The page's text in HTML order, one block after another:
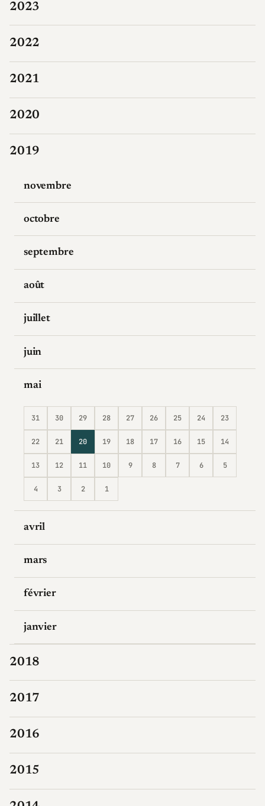
2023
2022
2021
2020
2019
novembre
octobre
septembre
août
juillet
juin
mai
31 30 29 28 27 26 25 24 23
22 21 20 19 18 17 16 15 14
13 12 11 10 9 8 7 6 5
4 3 2 1
avril
mars
février
janvier
2018
2017
2016
2015